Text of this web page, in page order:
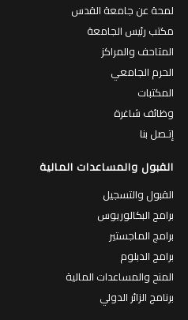
لمحة عن جامعة القدس
مكتب رئيس الجامعة
المتاحف والمراكز
الحرم الجامعي
المكتبات
وظائف شاغرة
إتـصل بنا
القبول والمساعدات المالية
القبول والتسجيل
برامج البكالوريوس
برامج الماجستير
برامج الدبلوم
المنح والمساعدات المالية
برنامج الزائر الدولي